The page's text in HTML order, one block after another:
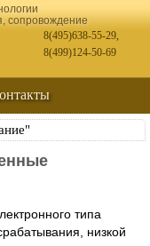
сопровождение
8(495)638-55-29,
8(499)124-50-69
типа
низкой